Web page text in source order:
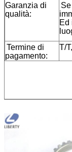
Garanzia di
qualità:
Ed
Termine di
pagamento:
T/